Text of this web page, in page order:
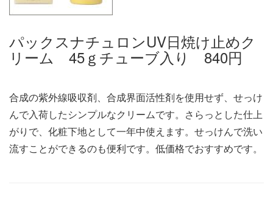
パックスナチュロンUV日焼け止めク
リーム 45ｇチューブ入り 840円
合成の紫外線吸収剤、合成界面活性剤を使用せず、せっけ
んで入荷したシンプルなクリームです。さらっとした仕上
がりで、化粧下地として一年中使えます。せっけんで洗い
流すことができるのも便利です。低価格でおすすめです。